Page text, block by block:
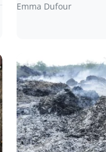
Emma Dufour